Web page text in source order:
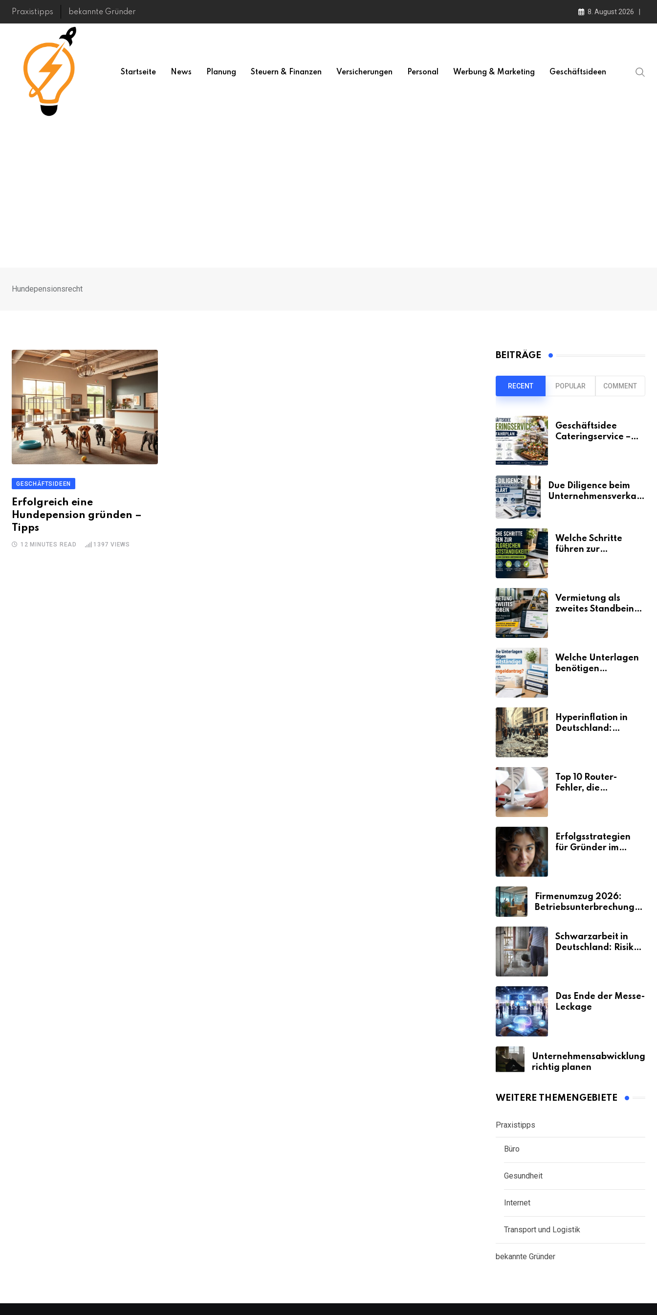
Skip
Praxistipps bekannte Gründer 8. August 2026
Startseite News Planung Steuern & Finanzen Versicherungen Personal Werbung & Marketing Geschäftsideen
Hundepensionsrecht
GESCHÄFTSIDEEN
Erfolgreich eine
Hundepension gründen –
Tipps
12 MINUTES READ 1397 VIEWS
BEITRÄGE
RECENT POPULAR COMMENT
Geschäftsidee
Cateringservice –
Due Diligence beim
Unternehmensverkauf
Welche Schritte
führen zur
Vermietung als
zweites Standbein:
Umsätze machen
Welche Unterlagen
benötigen
Hyperinflation in
Deutschland:
Top 10 Router-
Fehler, die
Erfolgsstrategien
für Gründer im
Firmenumzug 2026:
Betriebsunterbrechungen
Schwarzarbeit in
Deutschland: Risiken
Das Ende der Messe-
Leckage
Unternehmensabwicklung
richtig planen
WEITERE THEMENGEBIETE
Praxistipps
Büro
Gesundheit
Internet
Transport und Logistik
bekannte Gründer